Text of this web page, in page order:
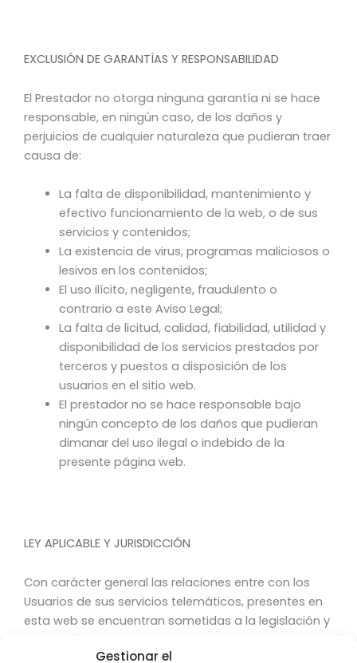
Gestionar el
EXCLUSIÓN DE GARANTÍAS Y RESPONSABILIDAD
El Prestador no otorga ninguna garantía ni se hace
responsable, en ningún caso, de los daños y
perjuicios de cualquier naturaleza que pudieran traer
causa de:
La falta de disponibilidad, mantenimiento y
efectivo funcionamiento de la web, o de sus
servicios y contenidos;
La existencia de virus, programas maliciosos o
lesivos en los contenidos;
El uso ilícito, negligente, fraudulento o
contrario a este Aviso Legal;
La falta de licitud, calidad, fiabilidad, utilidad y
disponibilidad de los servicios prestados por
terceros y puestos a disposición de los
usuarios en el sitio web.
El prestador no se hace responsable bajo
ningún concepto de los daños que pudieran
dimanar del uso ilegal o indebido de la
presente página web.
LEY APLICABLE Y JURISDICCIÓN
Con carácter general las relaciones entre con los
Usuarios de sus servicios telemáticos, presentes en
esta web se encuentran sometidas a la legislación y